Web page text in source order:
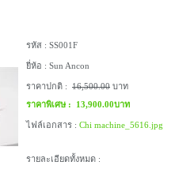
รหัส : SS001F
ยี่ห้อ : Sun Ancon
ราคาปกติ : 16,500.00 บาท
ราคาพิเศษ :
13,900.00บาท
ไฟล์เอกสาร : Chi machine_5616.jpg
รายละเอียดทั้งหมด :